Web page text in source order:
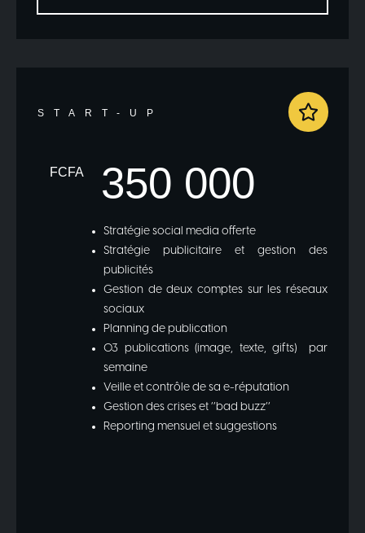
START-UP
FCFA 350 000
Stratégie social media offerte
Stratégie publicitaire et gestion des
publicités
Gestion de deux comptes sur les réseaux
sociaux
Planning de publication
03 publications (image, texte, gifts) par
semaine
Veille et contrôle de sa e-réputation
Gestion des crises et ‘’bad buzz’’
Reporting mensuel et suggestions